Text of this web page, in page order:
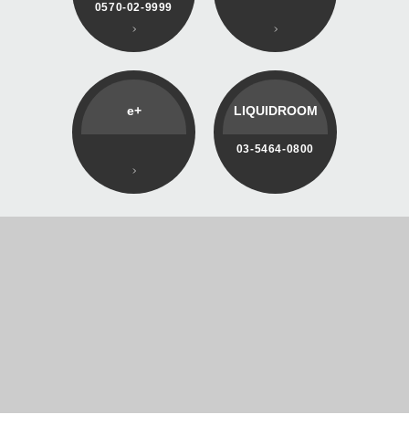
0570-02-9999
e+ LIQUIDROOM
03-5464-0800